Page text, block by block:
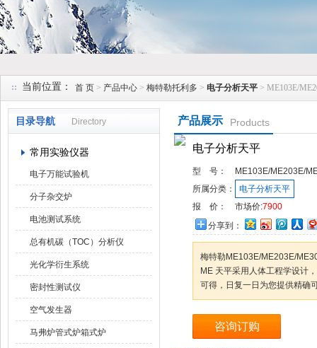
当前位置： 首 页 > 产品中心 > 梅特勒托利多 > 电子分析天平 > ME103E/
目录导航 Directory
常用实验仪器
电子万能试验机
分子杂交炉
电池测试系统
总有机碳（TOC）分析仪
光化学衍生系统
密封性测试仪
空气发生器
马弗炉管式炉箱式炉
产品展示 Products
电子分析天平
型 号：
ME103E/ME203E/
所属分类：
电子分析天平
报 价：
市场价:7900
分享到：
梅特勒ME103E/ME203E/
ME 天平采用人体工程学设计
可得，日复一日为您提供精确
咨询订购